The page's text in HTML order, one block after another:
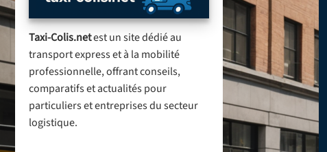
Taxi-Colis.netest un site dédié au
transport express et à la mobilité
professionnelle, offrant conseils,
comparatifs et actualités pour
particuliers et entreprises du secteur
logistique.